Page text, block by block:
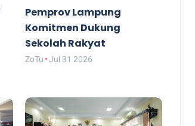
Pemprov Lampung
Komitmen Dukung
Sekolah Rakyat
ZoTu Jul 31 2026